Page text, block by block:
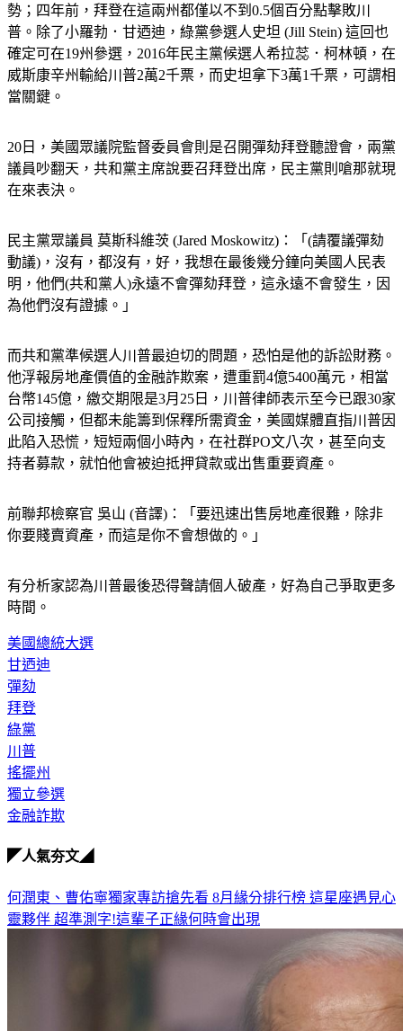
勢；四年前，拜登在這兩州都僅以不到0.5個百分點擊敗川
普。除了小羅勃．甘迺迪，綠黨參選人史坦 (Jill Stein) 這回也
確定可在19州參選，2016年民主黨候選人希拉蕊．柯林頓，在
威斯康辛州輸給川普2萬2千票，而史坦拿下3萬1千票，可謂相
當關鍵。
20日，美國眾議院監督委員會則是召開彈劾拜登聽證會，兩黨
議員吵翻天，共和黨主席說要召拜登出席，民主黨則嗆那就現
在來表決。
民主黨眾議員 莫斯科維茨 (Jared Moskowitz)：「(請覆議彈劾
動議)，沒有，都沒有，好，我想在最後幾分鐘向美國人民表
明，他們(共和黨人)永遠不會彈劾拜登，這永遠不會發生，因
為他們沒有證據。」
而共和黨準候選人川普最迫切的問題，恐怕是他的訴訟財務。
他浮報房地產價值的金融詐欺案，遭重罰4億5400萬元，相當
台幣145億，繳交期限是3月25日，川普律師表示至今已跟30家
公司接觸，但都未能籌到保釋所需資金，美國媒體直指川普因
此陷入恐慌，短短兩個小時內，在社群PO文八次，甚至向支
持者募款，就怕他會被迫抵押貸款或出售重要資產。
前聯邦檢察官 吳山 (音譯)：「要迅速出售房地產很難，除非
你要賤賣資產，而這是你不會想做的。」
有分析家認為川普最後恐得聲請個人破產，好為自己爭取更多
時間。
美國總統大選
甘迺迪
彈劾
拜登
綠黨
川普
搖擺州
獨立參選
金融詐欺
◤人氣夯文◢
何潤東、曹佑寧獨家專訪搶先看 8月緣分排行榜 這星座遇見心
靈夥伴 超準測字!這輩子正緣何時會出現